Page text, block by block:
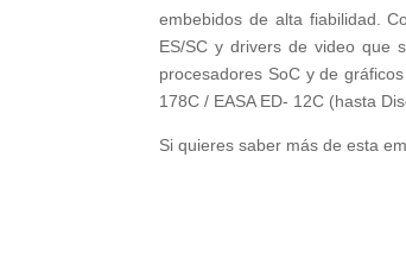
embebidos de alta fiabilidad.
ES/SC y drivers de video que
procesadores SoC y de
178C / EASA ED- 12C (hasta
Si quieres saber más de esta